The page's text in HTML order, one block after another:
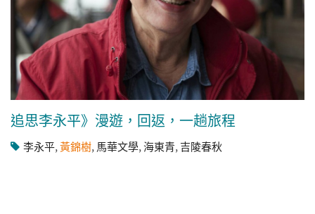
追思李永平》漫遊，回返，一趟旅程
李永平,黃錦樹, 馬華文學, 海東青, 吉陵春秋